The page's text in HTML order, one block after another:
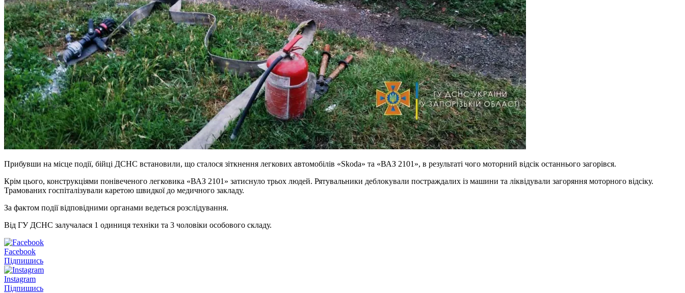
Прибувши на місце події, бійці ДСНС встановили, що сталося зіткнення легкових автомобілів «Skoda» та «ВАЗ 2101», в результаті чого моторний відсік останнього загорівся.
Крім цього, конструкціями понівеченого легковика «ВАЗ 2101» затиснуло трьох людей. Рятувальники деблокували постраждалих із машини та ліквідували загоряння моторного відсіку.
Трамованих госпіталізували каретою швидкої до медичного закладу.
За фактом події відповідними органами ведеться розслідування.
Від ГУ ДСНС залучалася 1 одиниця техніки та 3 чоловіки особового складу.
Facebook
Підпишись
Instagram
Підпишись